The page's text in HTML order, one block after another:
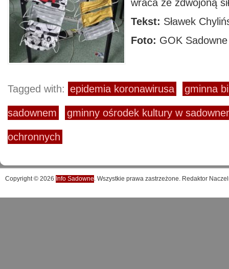
wraca ze zdwojoną
Tekst: Sławek
Foto: GOK Sadowne
Tagged with: epidemia koronawirusa gminna
sadownem gminny ośrodek kultury w
ochronnych
Copyright © 2026 Info Sadowne. Wszystkie prawa zastrzeżone. Redaktor